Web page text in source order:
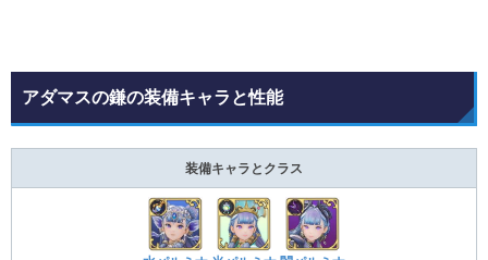
アダマスの鎌の装備キャラと性能
装備キャラとクラス